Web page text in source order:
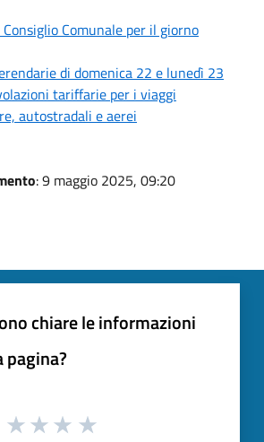
Comunale per il giorno
di domenica 22 e lunedì 23
tariffarie per i viaggi
autostradali e aerei
: 9 maggio 2025, 09:20
chiare le informazioni
pagina?